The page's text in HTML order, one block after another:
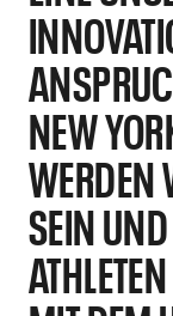
NEW
WERDEN
SEIN